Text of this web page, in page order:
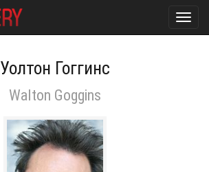
Уолтон Гоггинс
Walton Goggins